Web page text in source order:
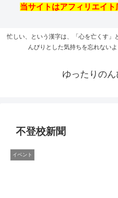
当サイトはアフィリエイト
忙しい、という漢字は、「心を亡くす」
んびりとした気持ちを忘れない
ゆったりの
不登校新聞
イベント